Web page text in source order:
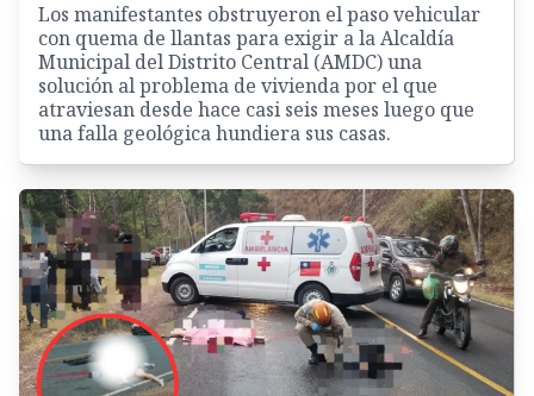
Los manifestantes obstruyeron el paso vehicular
con quema de llantas para exigir a la Alcaldía
Municipal del Distrito Central (AMDC) una
solución al problema de vivienda por el que
atraviesan desde hace casi seis meses luego que
una falla geológica hundiera sus casas.